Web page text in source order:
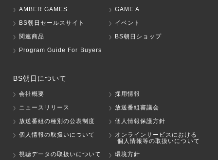
AMBER GAMES
GAME A
BS朝日セールスサイト
イベント
関連商品
BS朝日ショップ
Program Guide For Buyers
BS朝日について
会社概要
採用情報
ニュースリリース
放送番組審議会
放送番組の種別の公表制度
個人情報保護方針
個人情報の取扱いについて
オンラインサービスにおける
個人情報等の取扱いについて
視聴データの取扱いについて
環境方針